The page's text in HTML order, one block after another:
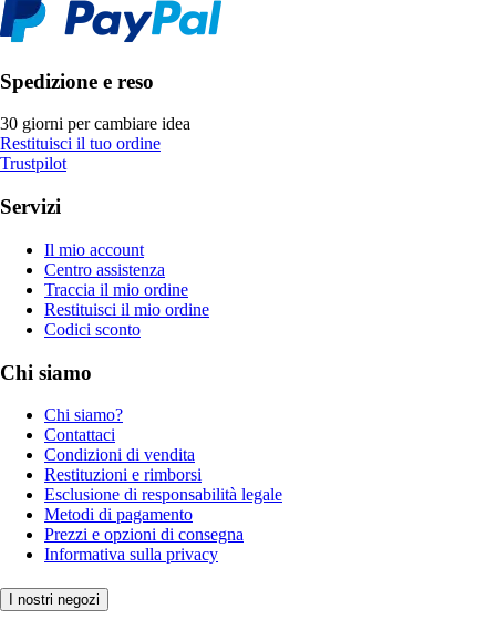
Spedizione e reso
30 giorni per cambiare idea
Restituisci il tuo ordine
Trustpilot
Servizi
Il mio account
Centro assistenza
Traccia il mio ordine
Restituisci il mio ordine
Codici sconto
Chi siamo
Chi siamo?
Contattaci
Condizioni di vendita
Restituzioni e rimborsi
Esclusione di responsabilità legale
Metodi di pagamento
Prezzi e opzioni di consegna
Informativa sulla privacy
I nostri negozi